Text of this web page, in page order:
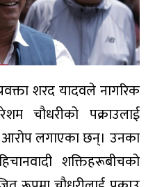
सुरक्षित, समावेशी र
वातावरण सुनिश्चित गर्ने
किशोरकिशोरी र युवाको
संयुक्त
बैठक
१३६औँ वार्षिकोत्सवको
शरद यादवले नागरिक
चौधरीको पक्राउलाई
आरोप लगाएका छन्। उनका
शक्तिहरूबीचको